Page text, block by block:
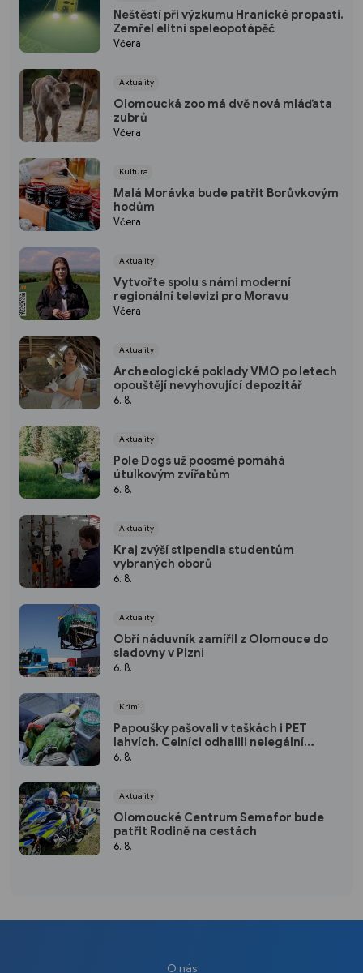
Neštěstí při výzkumu Hranické propasti.
Zemřel elitní speleopotápěč
Včera
Aktuality
Olomoucká zoo má dvě nová mláďata
zubrů
Včera
Kultura
Malá Morávka bude patřit Borůvkovým
hodům
Včera
Aktuality
Vytvořte spolu s námi moderní
regionální televizi pro Moravu
Včera
Aktuality
Archeologické poklady VMO po letech
opouštějí nevyhovující depozitář
6. 8.
Aktuality
Pole Dogs už poosmé pomáhá
útulkovým zvířatům
6. 8.
Aktuality
Kraj zvýší stipendia studentům
vybraných oborů
6. 8.
Aktuality
Obří náduvník zamířil z Olomouce do
sladovny v Plzni
6. 8.
Krimi
Papoušky pašovali v taškách i PET
lahvích. Celníci odhalili nelegální
obchod
6. 8.
Aktuality
Olomoucké Centrum Semafor bude
patřit Rodině na cestách
6. 8.
O nás